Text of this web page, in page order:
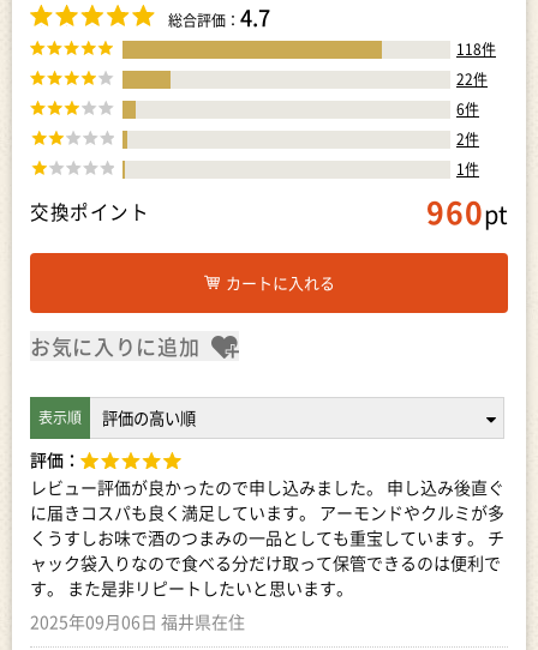
総合評価： 4.7
118件
22件
6件
2件
1件
交換ポイント 960pt
お気に入りに追加
カートに入れる
評価：
レビュー評価が良かったので申し込みました。 申し込み後直ぐ
に届きコスパも良く満足しています。 アーモンドやクルミが多
くうすしお味で酒のつまみの一品としても重宝しています。 チ
ャック袋入りなので食べる分だけ取って保管できるのは便利で
す。 また是非リピートしたいと思います。
2025年09月06日 福井県在住